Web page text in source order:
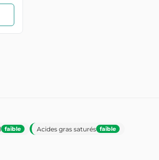
faible Acides gras saturés faible